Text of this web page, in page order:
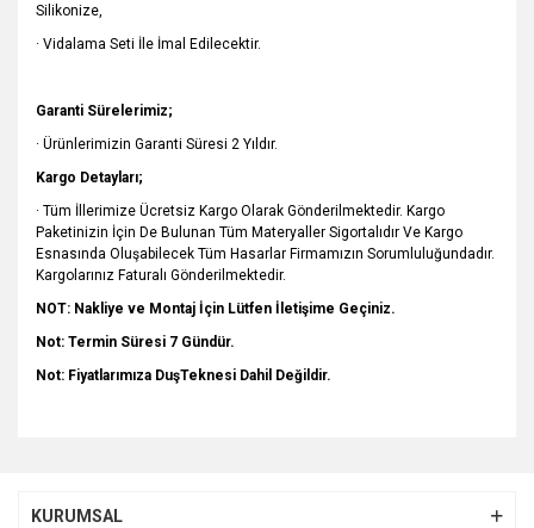
Silikonize,
· Vidalama Seti İle İmal Edilecektir.
Garanti Sürelerimiz;
· Ürünlerimizin Garanti Süresi 2 Yıldır.
Kargo Detayları;
· Tüm İllerimize Ücretsiz Kargo Olarak Gönderilmektedir. Kargo
Paketinizin İçin De Bulunan Tüm Materyaller Sigortalıdır Ve Kargo
Esnasında Oluşabilecek Tüm Hasarlar Firmamızın Sorumluluğundadır.
Kargolarınız Faturalı Gönderilmektedir.
NOT: Nakliye ve Montaj İçin Lütfen İletişime Geçiniz.
Not: Termin Süresi 7 Gündür.
Not: Fiyatlarımıza DuşTeknesi Dahil Değildir.
Görüş ve önerileriniz için teşekkür ederiz.
KURUMSAL